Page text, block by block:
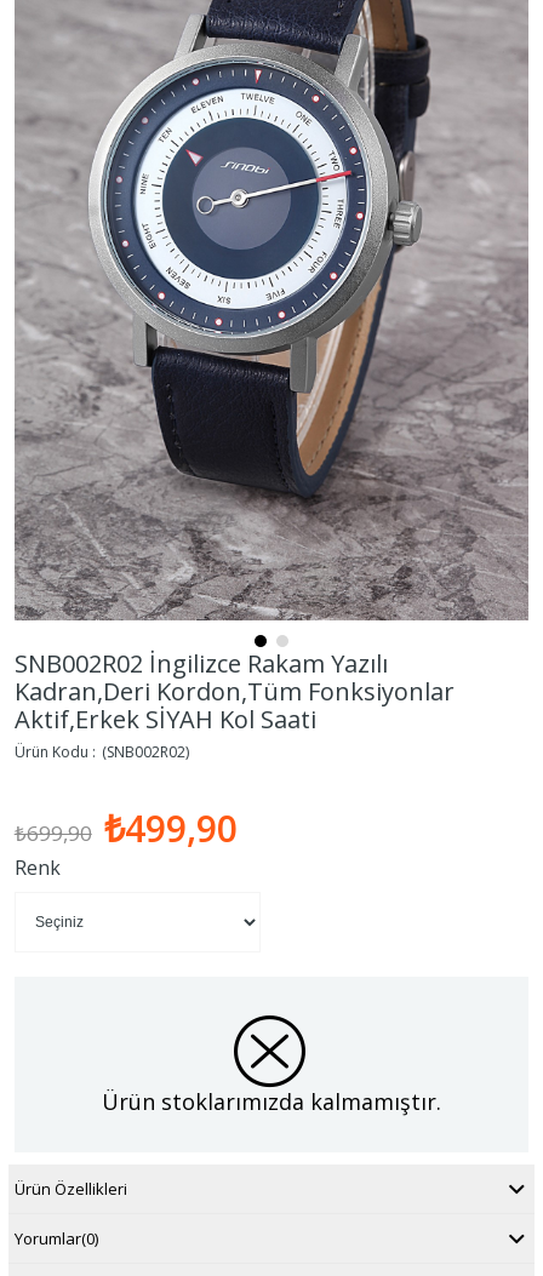
SNB002R02 İngilizce Rakam Yazılı
Kadran,Deri Kordon,Tüm Fonksiyonlar
Aktif,Erkek SİYAH Kol Saati
(SNB002R02)
₺699,90 ₺499,90
Renk
Ürün stoklarımızda kalmamıştır.
Ürün Özellikleri
Yorumlar(0)